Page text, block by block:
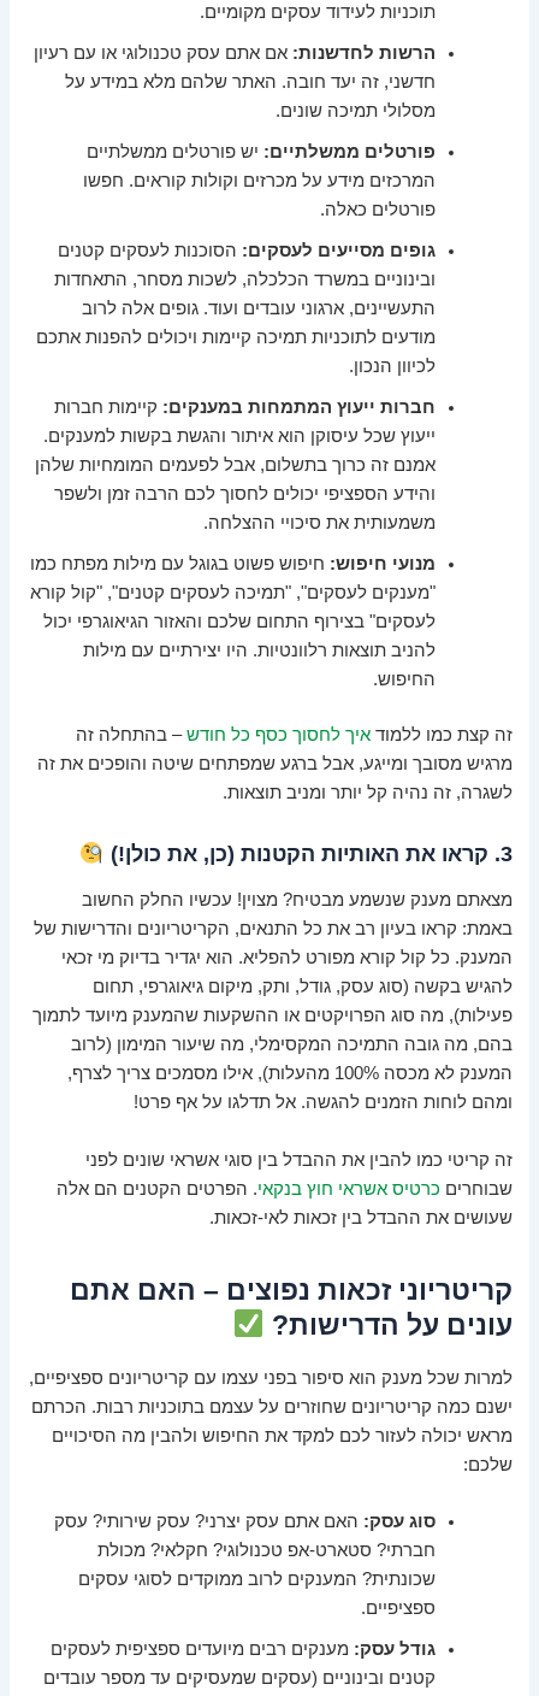
תוכניות לעידוד עסקים מקומיים.
הרשות לחדשנות: אם אתם עסק טכנולוגי או עם רעיון
חדשני, זה יעד חובה. האתר שלהם מלא במידע על
מסלולי תמיכה שונים.
פורטלים ממשלתיים: יש פורטלים ממשלתיים
המרכזים מידע על מכרזים וקולות קוראים. חפשו
פורטלים כאלה.
גופים מסייעים לעסקים: הסוכנות לעסקים קטנים
ובינוניים במשרד הכלכלה, לשכות מסחר, התאחדות
התעשיינים, ארגוני עובדים ועוד. גופים אלה לרוב
מודעים לתוכניות תמיכה קיימות ויכולים להפנות אתכם
לכיוון הנכון.
חברות ייעוץ המתמחות במענקים: קיימות חברות
ייעוץ שכל עיסוקן הוא איתור והגשת בקשות למענקים.
אמנם זה כרוך בתשלום, אבל לפעמים המומחיות שלהן
והידע הספציפי יכולים לחסוך לכם הרבה זמן ולשפר
משמעותית את סיכויי ההצלחה.
מנועי חיפוש: חיפוש פשוט בגוגל עם מילות מפתח כמו
"מענקים לעסקים", "תמיכה לעסקים קטנים", "קול קורא
לעסקים" בצירוף התחום שלכם והאזור הגיאוגרפי יכול
להניב תוצאות רלוונטיות. היו יצירתיים עם מילות
החיפוש.
זה קצת כמו ללמודאיך לחסוך כסף כל חודש– בהתחלה זה
מרגיש מסובך ומייגע, אבל ברגע שמפתחים שיטה והופכים את זה
לשגרה, זה נהיה קל יותר ומניב תוצאות.
3. קראו את האותיות הקטנות (כן, את כולן!)
מצאתם מענק שנשמע מבטיח? מצוין! עכשיו החלק החשוב
באמת: קראו בעיון רב את כל התנאים, הקריטריונים והדרישות של
המענק. כל קול קורא מפורט להפליא. הוא יגדיר בדיוק מי זכאי
להגיש בקשה (סוג עסק, גודל, ותק, מיקום גיאוגרפי, תחום
פעילות), מה סוג הפרויקטים או ההשקעות שהמענק מיועד לתמוך
בהם, מה גובה התמיכה המקסימלי, מה שיעור המימון (לרוב
המענק לא מכסה 100% מהעלות), אילו מסמכים צריך לצרף,
ומהם לוחות הזמנים להגשה. אל תדלגו על אף פרט!
זה קריטי כמו להבין את ההבדל בין סוגי אשראי שונים לפני
שבוחרים כרטיס אשראי חוץ בנקאי. הפרטים הקטנים הם אלה
שעושים את ההבדל בין זכאות לאי-זכאות.
קריטריוני זכאות נפוצים – האם אתם
עונים על הדרישות?
למרות שכל מענק הוא סיפור בפני עצמו עם קריטריונים ספציפיים,
ישנם כמה קריטריונים שחוזרים על עצמם בתוכניות רבות. הכרתם
מראש יכולה לעזור לכם למקד את החיפוש ולהבין מה הסיכויים
שלכם:
סוג עסק: האם אתם עסק יצרני? עסק שירותי? עסק
חברתי? סטארט-אפ טכנולוגי? חקלאי? מכולת
שכונתית? המענקים לרוב ממוקדים לסוגי עסקים
ספציפיים.
גודל עסק: מענקים רבים מיועדים ספציפית לעסקים
קטנים ובינוניים (עסקים שמעסיקים עד מספר עובדים